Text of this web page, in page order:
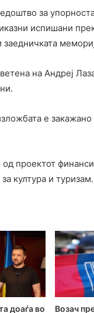
за
испишани
заедничката
на Андреј
е закажано
проектот
култура и туризам.
доаѓа во
Возач